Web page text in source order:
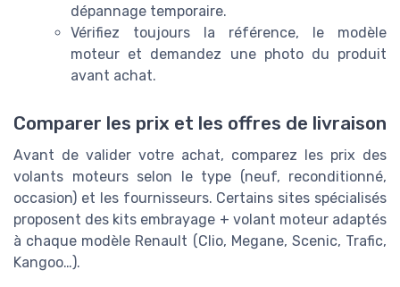
dépannage temporaire.
Vérifiez toujours la référence, le modèle
moteur et demandez une photo du produit
avant achat.
Comparer les prix et les offres de livraison
Avant de valider votre achat, comparez les prix des
volants moteurs selon le type (neuf, reconditionné,
occasion) et les fournisseurs. Certains sites spécialisés
proposent des kits embrayage + volant moteur adaptés
à chaque modèle Renault (Clio, Megane, Scenic, Trafic,
Kangoo…).